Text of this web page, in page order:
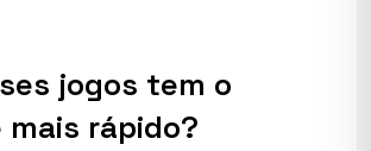
jogos tem o
rápido?